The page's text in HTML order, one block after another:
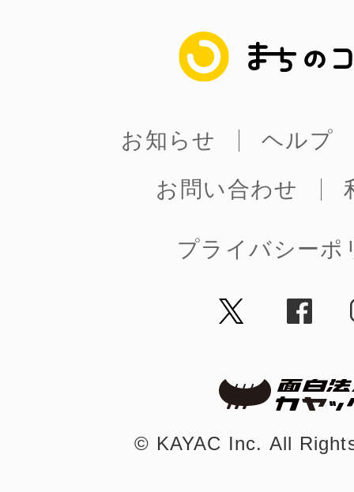
まちのコイン
お知らせ
ヘルプ
お問い合わせ
プライバシーポ
©︎ KAYAC Inc. All